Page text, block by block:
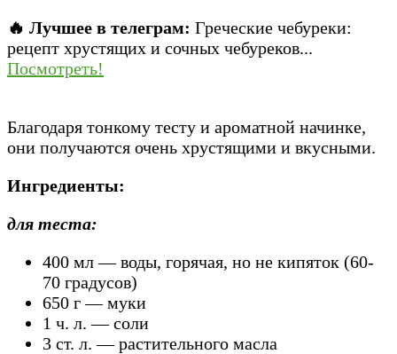
🔥 Лучшее в телеграм: Греческие чебуреки:
рецепт хрустящих и сочных чебуреков...
Посмотреть!
Благодаря тонкому тесту и ароматной начинке,
они получаются очень хрустящими и вкусными.
Ингредиенты:
для теста:
400 мл — воды, горячая, но не кипяток (60-
70 градусов)
650 г — муки
1 ч. л. — соли
3 ст. л. — растительного масла